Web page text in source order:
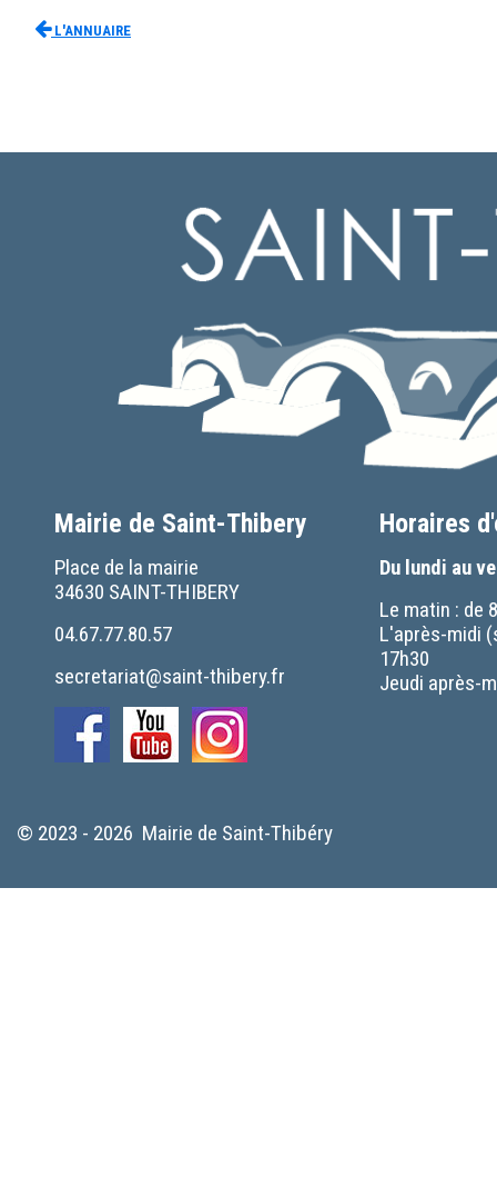
L'Annuaire
Mairie de Saint-Thibery
Place de la mairie
34630 SAINT-THIBERY
04.67.77.80.57
secretariat@saint-thibery.fr
Horaires
Du lundi au
Le matin : de
L'après-midi
17h30
Jeudi après-
© 2023 - 2026 Mairie de Saint-Thibéry